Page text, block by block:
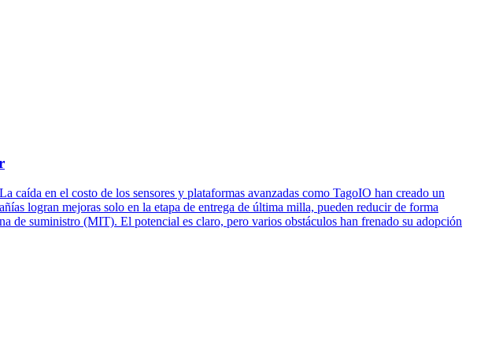
en el costo de los sensores y plataformas avanzadas como TagoIO han creado un
logran mejoras solo en la etapa de entrega de última milla, pueden reducir de forma
de suministro (MIT). El potencial es claro, pero varios obstáculos han frenado su adopción